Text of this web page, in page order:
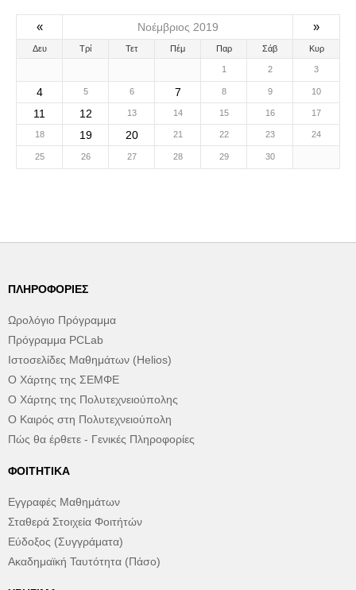
« Νοέμβριος 2019 »
Δευ Τρί Τετ Πέμ Παρ Σάβ Κυρ
1 2 3
4 5 6 7 8 9 10
11 12 13 14 15 16 17
18 19 20 21 22 23 24
25 26 27 28 29 30
ΠΛΗΡΟΦΟΡΊΕΣ
Ωρολόγιο Πρόγραμμα
Πρόγραμμα PCLab
Ιστοσελίδες Μαθημάτων (Helios)
Ο Χάρτης της ΣΕΜΦΕ
Ο Χάρτης της Πολυτεχνειούπολης
Ο Καιρός στη Πολυτεχνειούπολη
Πώς θα έρθετε - Γενικές Πληροφορίες
ΦΟΙΤΗΤΙΚΆ
Εγγραφές Μαθημάτων
Σταθερά Στοιχεία Φοιτήτών
Εύδοξος (Συγγράματα)
Ακαδημαϊκή Ταυτότητα (Πάσο)